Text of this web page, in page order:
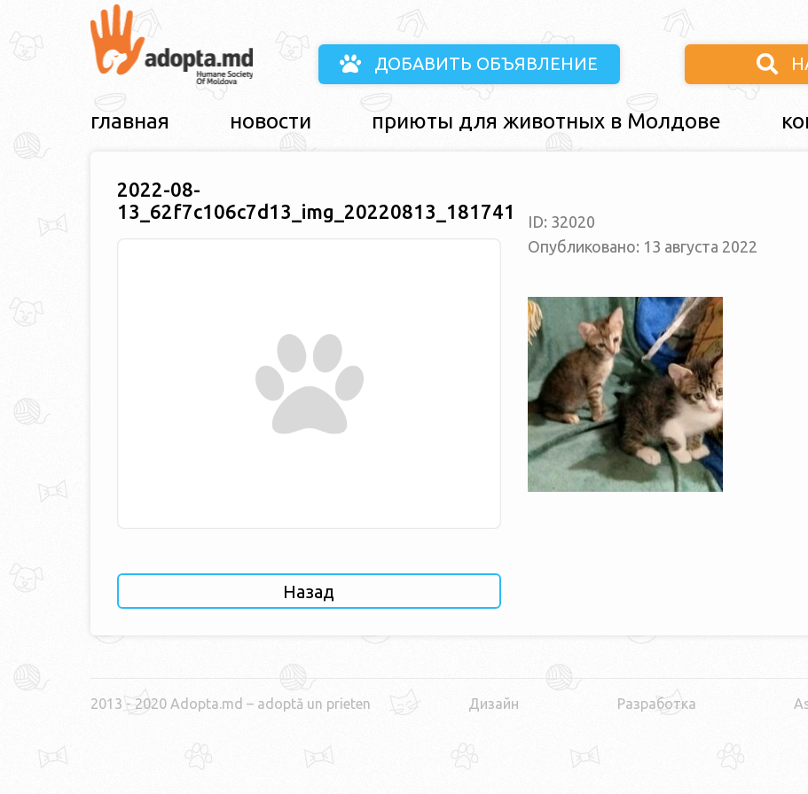
ДОБАВИТЬ ОБЪЯВЛЕНИЕ
главная новости приюты для животных в Молдове
2022-08-
13_62f7c106c7d13_img_20220813_181741
Назад
ID: 32020
Опубликовано: 13 августа 2022
2013 - 2020 Adopta.md – adoptă un prieten Дизайн Разработка